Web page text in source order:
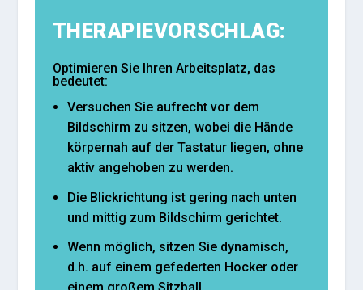
THERAPIEVORSCHLAG:
Optimieren Sie Ihren Arbeitsplatz, das
bedeutet:
Versuchen Sie aufrecht vor dem
Bildschirm zu sitzen, wobei die Hände
körpernah auf der Tastatur liegen, ohne
aktiv angehoben zu werden.
Die Blickrichtung ist gering nach unten
und mittig zum Bildschirm gerichtet.
Wenn möglich, sitzen Sie dynamisch,
d.h. auf einem gefederten Hocker oder